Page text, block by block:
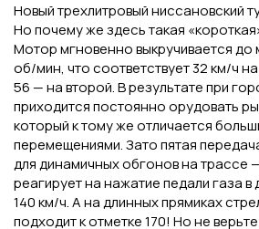
Новый трехлитровый ниссановский
Но почему же здесь такая
Мотор мгновенно выкручивается до
об/мин, что соответствует 32 км/ч
56 — на второй. В результате при
приходится постоянно орудовать
который к тому же отличается
перемещениями. Зато пятая
для динамичных обгонов на трассе
реагирует на нажатие педали газа в
140 км/ч. А на длинных прямиках
подходит к отметке 170! Но не